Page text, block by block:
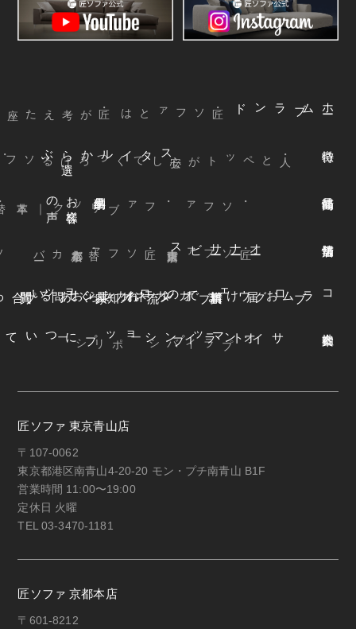
ホー
ム
ブランド
・匠ソファとは
スタイルから
選
ぶ
・ソファ
お客様の
声
オーナーサー
ビス
ー
コラム
ブログ
お届けまでの流れ
ウェブカタログ
オンラインショップ お知らせ
オンラインショップについて
匠ソファ 東京青山店
〒107-0062
東京都港区南青山4-20-20 モン・プチ南青山 B1F
営業時間 11:00〜19:00
定休日 火曜
TEL 03-3470-1181
匠ソファ 京都本店
〒601-8212